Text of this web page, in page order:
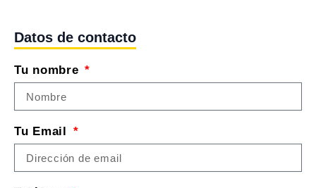
Datos de contacto
Tu nombre
Tu Email